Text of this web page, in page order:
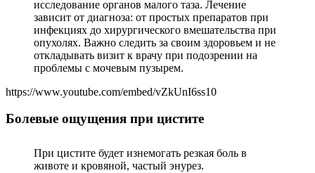
исследование органов малого таза. Лечение
зависит от диагноза: от простых препаратов при
инфекциях до хирургического вмешательства при
опухолях. Важно следить за своим здоровьем и не
откладывать визит к врачу при подозрении на
проблемы с мочевым пузырем.
https://www.youtube.com/embed/vZkUnI6ss10
Болевые ощущения при цистите
При цистите будет изнемогать резкая боль в
животе и кровяной, частый энурез.